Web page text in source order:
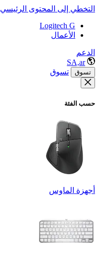
التخطي إلى المحتوى الرئيسي
Logitech G
الأعمال
الدعم
SA,ar
تسوق تسوق
حسب الفئة
أجهزة الماوس